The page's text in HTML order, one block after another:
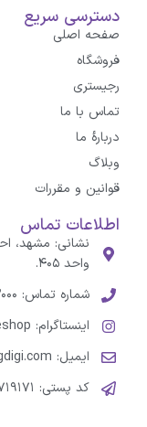
دسترسی سریع
صفحه اصلی
فروشگاه
رجیستری
تماس با ما
درباره‌ٔ ما
وبلاگ
قوانین و مقررات
اطلاعات تماس
واحد ۴۰۵.
شماره تماس: ۳۸۴۳۳۰۰۰-۰۵۱
اینستاگرام: Farhangian_mobileshop@
ایمیل: info@farhangdigi.com
کد پستی: ۹۱۸۳۷۱۹۱۷۱